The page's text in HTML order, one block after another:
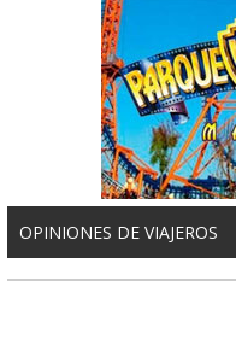
OPINIONES DE VIAJEROS